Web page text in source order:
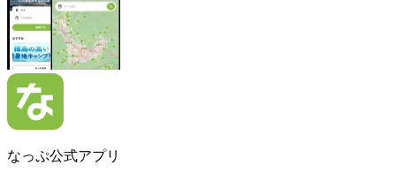
なっぷ公式アプリ